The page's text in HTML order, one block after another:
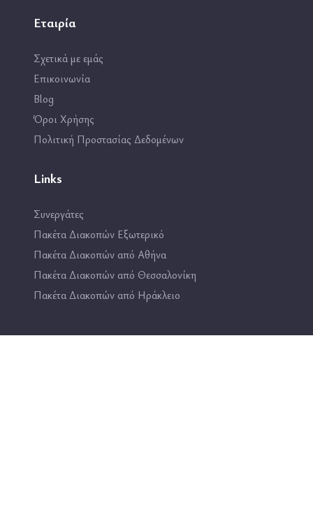
Εταιρία
Σχετικά με εμάς
Επικοινωνία
Blog
Όροι Χρήσης
Πολιτική Προστασίας Δεδομένων
Links
Συνεργάτες
Πακέτα Διακοπών Εξωτερικό
Πακέτα Διακοπών από Αθήνα
Πακέτα Διακοπών από Θεσσαλονίκη
Πακέτα Διακοπών από Ηράκλειο